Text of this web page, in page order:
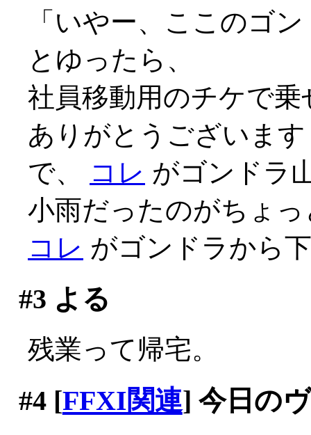
「いやー、ここのゴ
とゆったら、
社員移動用のチケで
ありがとうございま
で、
コレ がゴンドラ
小雨だったのがちょっ
コレ がゴンドラから
#3 よる
残業って帰宅。
#4[FFXI関連] 今日の